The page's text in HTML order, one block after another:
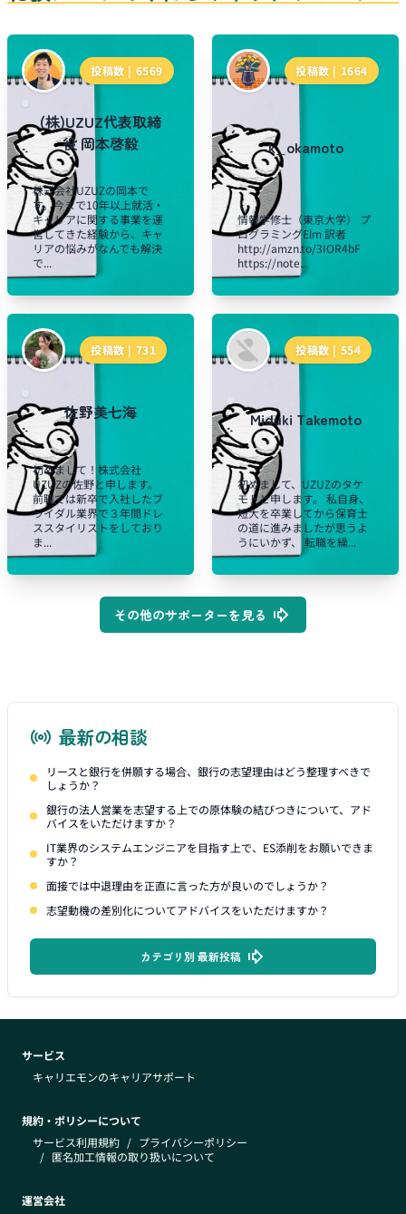
投稿数 | 6569
(株)UZUZ代表取締
役 岡本啓毅
株式会社UZUZの岡本で
す。今まで10年以上就活・
キャリアに関する事業を運
営してきた経験から、キャ
リアの悩みがなんでも解決
で...
投稿数 | 1664
k_okamoto
情報学修士（東京大学） プ
ログラミングElm 訳者
http://amzn.to/3IOR4bF
https://note...
投稿数 | 731
佐野美七海
初めまして！株式会社
UZUZの佐野と申します。
前職では新卒で入社したブ
ライダル業界で３年間ドレ
ススタイリストをしており
ま...
投稿数 | 554
Miduki Takemoto
初めまして、UZUZのタケ
モトと申します。 私自身、
短大を卒業してから保育士
の道に進みましたが思うよ
うにいかず、 転職を繰...
その他のサポーターを見る
最新の相談
リースと銀行を併願する場合、銀行の志望理由はどう整理すべきで
しょうか？
銀行の法人営業を志望する上での原体験の結びつきについて、アド
バイスをいただけますか？
IT業界のシステムエンジニアを目指す上で、ES添削をお願いできま
すか？
面接では中退理由を正直に言った方が良いのでしょうか？
志望動機の差別化についてアドバイスをいただけますか？
カテゴリ別 最新投稿
サービス
キャリエモンのキャリアサポート
規約・ポリシーについて
サービス利用規約 / プライバシーポリシー
/ 匿名加工情報の取り扱いについて
運営会社